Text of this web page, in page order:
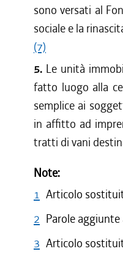
sono versati al
sociale e la
(7)
5. Le unità
fatto luogo alla
semplice ai
in affitto ad
tratti di vani
Note:
1 Articolo
2 Parole
3 Articolo